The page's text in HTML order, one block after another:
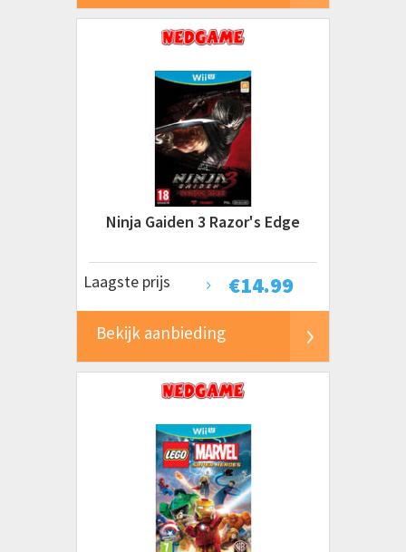
Ninja Gaiden 3 Razor's Edge
€14.99
Laagste prijs
Bekijk aanbieding